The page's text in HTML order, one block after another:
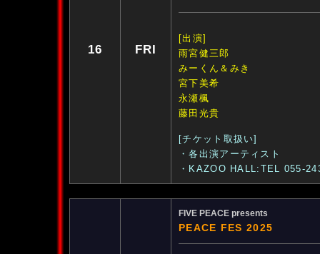
16 FRI
[出演]
雨宮健三郎
みーくん＆みき
宮下美希
永瀬楓
藤田光貴
[チケット取扱い]
・各出演アーティスト
・KAZOO HALL:TEL 055-
FIVE PEACE presents
PEACE FES 2025